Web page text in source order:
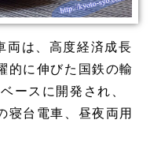
は、高度経済成長
的に伸びた国鉄の輸
ースに開発され、
寝台電車、昼夜両用